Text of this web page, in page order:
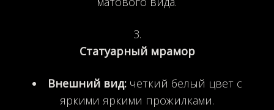
Статуарный мрамор
Внешний вид:четкий белый цвет с
яркими яркими прожилками.